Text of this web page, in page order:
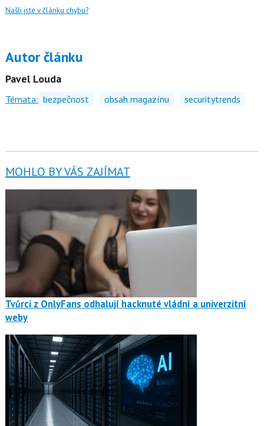
Našli jste v článku chybu?
Autor článku
Pavel Louda
Témata: bezpečnost obsah magazínu securitytrends
MOHLO BY VÁS ZAJÍMAT
Tvůrci z OnlyFans odhalují hacknuté vládní a univerzitní
weby